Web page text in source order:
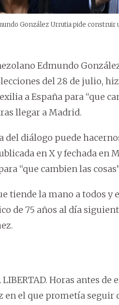
González Urrutia pide construir
Edmundo
del 28 de julio,
a España para “que
llegar a Madrid.
del diálogo puede
en X y fechada en
“que cambien las
tiende la mano a todos
de 75 años al día
LIBERTAD. Horas antes
en el que prometía